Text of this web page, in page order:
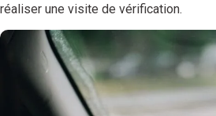
réaliser une visite de vérification.